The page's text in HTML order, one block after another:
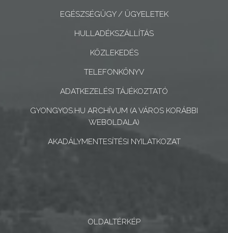
KONCEPCIÓK
VÁROSHÁZA
EGÉSZSÉGÜGY / ÜGYELETEK
HULLADÉKSZÁLLÍTÁS
KÖZLEKEDÉS
TELEFONKÖNYV
ADATKEZELÉSI TÁJÉKOZTATÓ
GYONGYOS.HU ARCHÍVUM (A VÁROS KORÁBBI
WEBOLDALA)
AKADÁLYMENTESÍTÉSI NYILATKOZAT
OLDALTÉRKÉP